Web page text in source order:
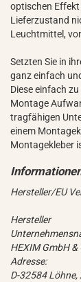
optischen
Lieferzustand
Leuchtmittel,
Setzten Sie in
ganz einfach
Diese einfach
Montage
tragfähigen
einem
Montagekleber
Hersteller/EU
Hersteller
HEXIM GmbH &
Adresse:
D-32584 Löhne,